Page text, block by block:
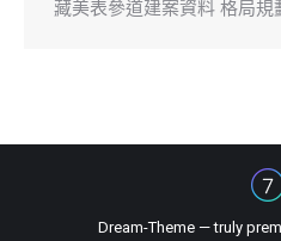
藏美表參道建案資料 格局規
Dream-Theme — truly